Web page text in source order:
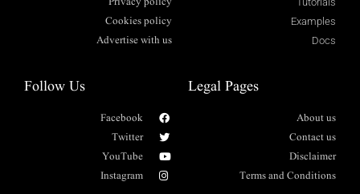
Examples
Docs
Cookies policy
Advertise with us
Legal Pages
About us
Contact us
Disclaimer
Terms and Conditions
Follow Us
Facebook
Twitter
YouTube
Instagram